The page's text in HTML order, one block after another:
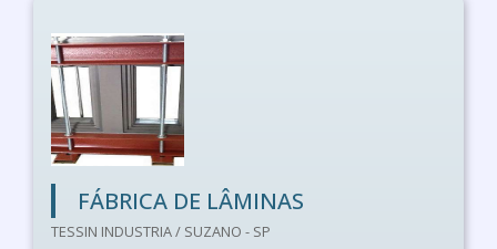
FÁBRICA DE LÂMINAS
TESSIN INDUSTRIA / SUZANO - SP